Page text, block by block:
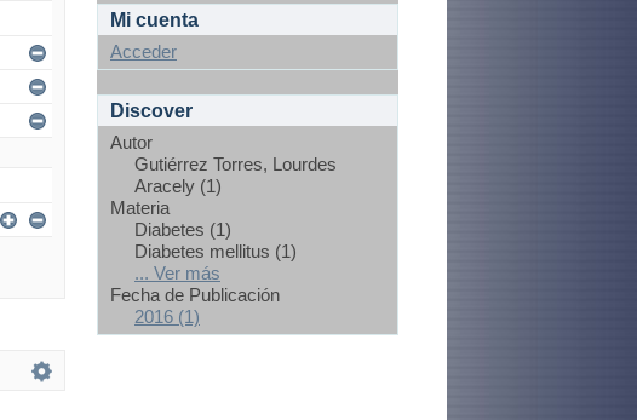
Mi cuenta
Acceder
Discover
Autor
Gutiérrez Torres, Lourdes
Aracely (1)
Materia
Diabetes (1)
Diabetes mellitus (1)
... Ver más
Fecha de Publicación
2016 (1)